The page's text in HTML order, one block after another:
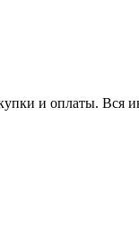
и оплаты. Вся